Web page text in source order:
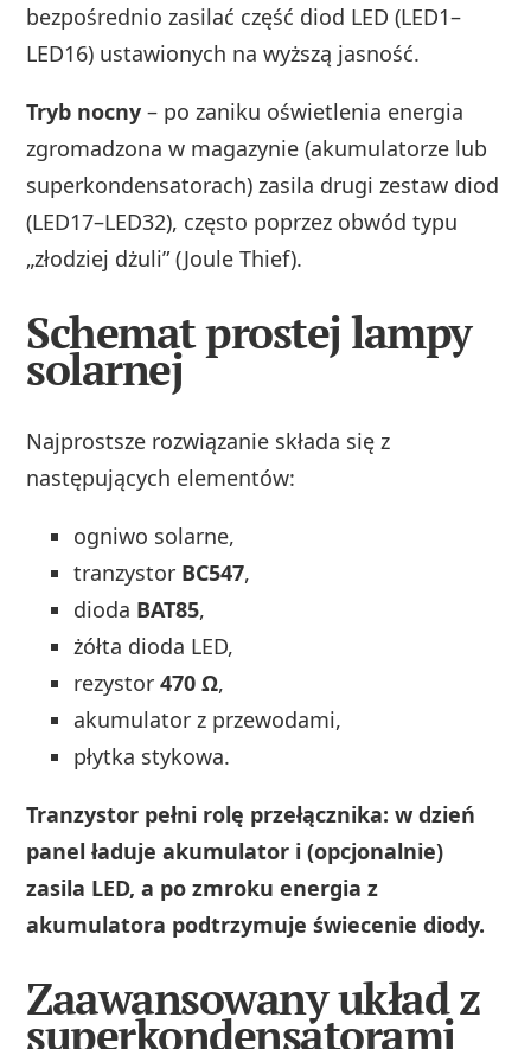
bezpośrednio zasilać część diod LED (LED1–
LED16) ustawionych na wyższą jasność.
Tryb nocny – po zaniku oświetlenia energia
zgromadzona w magazynie (akumulatorze lub
superkondensatorach) zasila drugi zestaw diod
(LED17–LED32), często poprzez obwód typu
„złodziej dżuli” (Joule Thief).
Schemat prostej lampy
solarnej
Najprostsze rozwiązanie składa się z
następujących elementów:
ogniwo solarne,
tranzystor BC547,
dioda BAT85,
żółta dioda LED,
rezystor470 Ω,
akumulator z przewodami,
płytka stykowa.
Tranzystor pełni rolę przełącznika: w dzień
panel ładuje akumulator i (opcjonalnie)
zasila LED, a po zmroku energia z
akumulatora podtrzymuje świecenie diody.
Zaawansowany układ z
superkondensatorami